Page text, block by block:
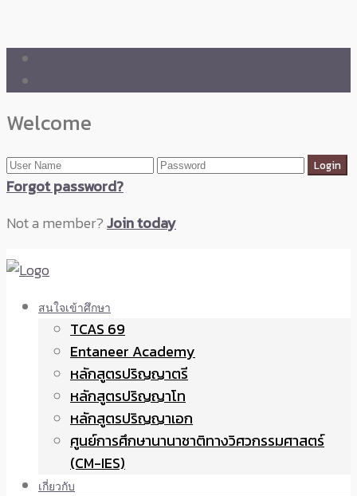
Welcome
Forgot password?
Not a member?Join today
สนใจเข้าศึกษา
TCAS 69
Entaneer Academy
หลักสูตรปริญญาตรี
หลักสูตรปริญญาโท
หลักสูตรปริญญาเอก
ศูนย์การศึกษานานาชาติทางวิศวกรรมศาสตร์
(CM-IES)
เกี่ยวกับ